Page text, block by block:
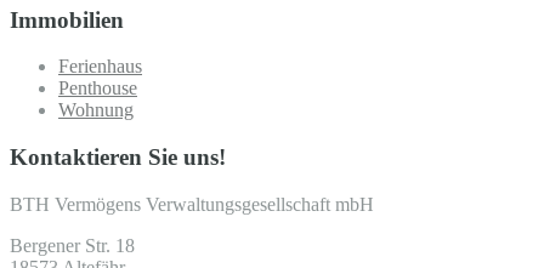
Immobilien
Ferienhaus
Penthouse
Wohnung
Kontaktieren Sie uns!
BTH Vermögens Verwaltungsgesellschaft mbH
Bergener Str. 18